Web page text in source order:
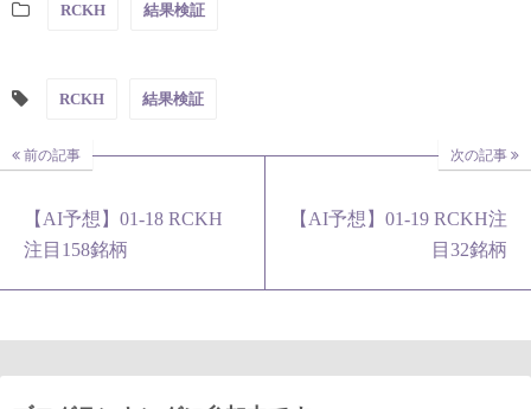
RCKH 結果検証
RCKH 結果検証
前の記事
【AI予想】01-18 RCKH
注目158銘柄
次の記事
【AI予想】01-19 RCKH注
目32銘柄